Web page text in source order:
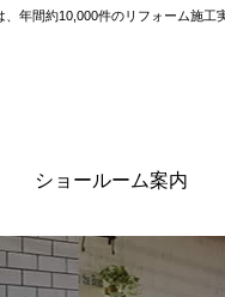
年間約10,000件のリフォーム施
ショールーム案内